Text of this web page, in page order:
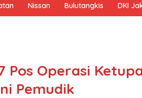
Nissan Bulutangkis DKI
Pos Operasi
Pemudik